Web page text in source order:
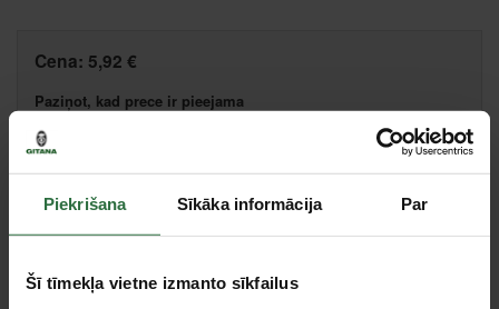
Piekrišana Sīkāka informācija Par
Šī tīmekļa vietne izmanto sīkfailus
Cena: 5,92 €
Paziņot, kad prece ir pieejama
Salīdzināt Ieteikt cenu